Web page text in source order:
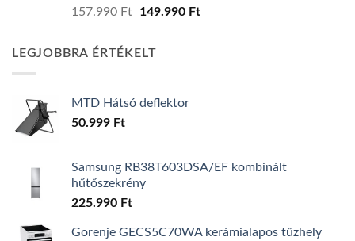
157.990Ft
Original
157.990 Ft.
149.990 FtCurrent
LEGJOBBRA ÉRTÉKELT
MTD Hátsó deflektor
50.999 Ft
Samsung RB38T603DSA/EF kombinált
hűtőszekrény
225.990 Ft
Gorenje GECS5C70WA kerámialapos tűzhely